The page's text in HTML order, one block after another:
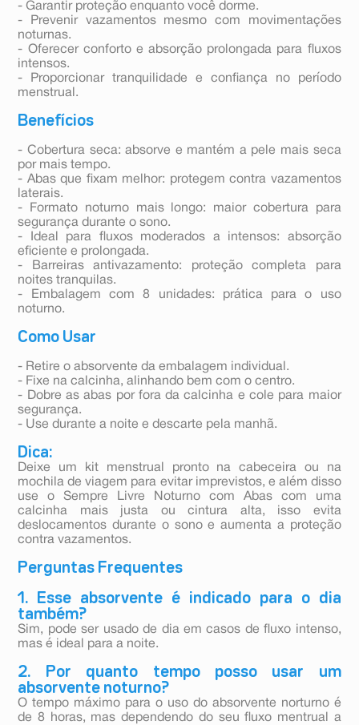
- Garantir proteção enquanto você dorme.
- Prevenir vazamentos mesmo com movimentações
noturnas.
- Oferecer conforto e absorção prolongada para fluxos
intensos.
- Proporcionar tranquilidade e confiança no período
menstrual.
Benefícios
- Cobertura seca: absorve e mantém a pele mais seca
por mais tempo.
- Abas que fixam melhor: protegem contra vazamentos
laterais.
- Formato noturno mais longo: maior cobertura para
segurança durante o sono.
- Ideal para fluxos moderados a intensos: absorção
eficiente e prolongada.
- Barreiras antivazamento: proteção completa para
noites tranquilas.
- Embalagem com 8 unidades: prática para o uso
noturno.
Como Usar
- Retire o absorvente da embalagem individual.
- Fixe na calcinha, alinhando bem com o centro.
- Dobre as abas por fora da calcinha e cole para maior
segurança.
- Use durante a noite e descarte pela manhã.
Dica:
Deixe um kit menstrual pronto na cabeceira ou na
mochila de viagem para evitar imprevistos, e além disso
use o Sempre Livre Noturno com Abas com uma
calcinha mais justa ou cintura alta, isso evita
deslocamentos durante o sono e aumenta a proteção
contra vazamentos.
Perguntas Frequentes
1. Esse absorvente é indicado para o dia
também?
Sim, pode ser usado de dia em casos de fluxo intenso,
mas é ideal para a noite.
2. Por quanto tempo posso usar um
absorvente noturno?
O tempo máximo para o uso do absorvente norturno é
de 8 horas, mas dependendo do seu fluxo mentrual a